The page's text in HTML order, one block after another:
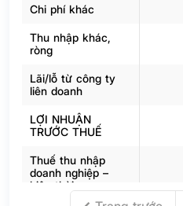
Chi phí khác
Thu nhập khác,
ròng
Lãi/lỗ từ công ty
liên doanh
LỢI NHUẬN
TRƯỚC THUẾ
Thuế thu nhập
doanh nghiệp –
hiện thời